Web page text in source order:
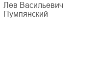
Лев Васильевич
Пумпянский